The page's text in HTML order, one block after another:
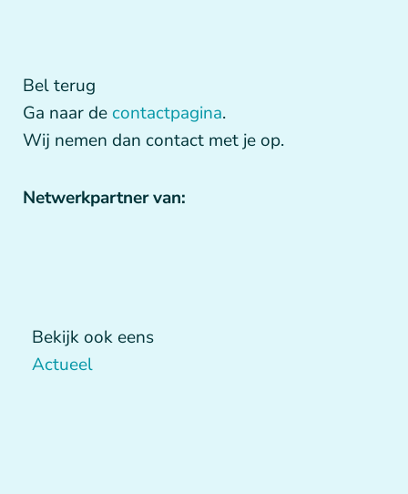
Bel terug
Ga naar de contactpagina.
Wij nemen dan contact met je op.
Netwerkpartner van:
Bekijk ook eens
Actueel